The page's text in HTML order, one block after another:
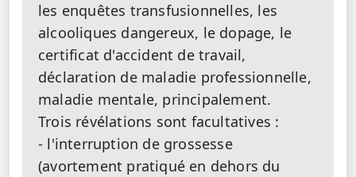
les enquêtes transfusionnelles, les
alcooliques dangereux, le dopage, le
certificat d'accident de travail,
déclaration de maladie professionnelle,
maladie mentale, principalement.
Trois révélations sont facultatives :
- l'interruption de grossesse
(avortement pratiqué en dehors du